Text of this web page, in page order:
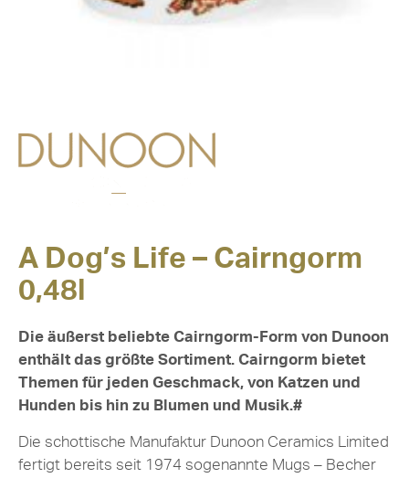
A Dog’s Life – Cairngorm
0,48l
Die äußerst beliebte Cairngorm-Form von Dunoon
enthält das größte Sortiment. Cairngorm bietet
Themen für jeden Geschmack, von Katzen und
Hunden bis hin zu Blumen und Musik.#
Die schottische Manufaktur Dunoon Ceramics Limited
fertigt bereits seit 1974 sogenannte Mugs – Becher